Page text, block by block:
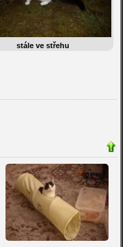
stále ve střehu